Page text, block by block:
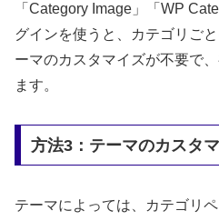
「Category Image」「WP
グインを使うと、カテゴリご
ーマのカスタマイズが不要で
ます。
方法3：テーマのカスタ
テーマによっては、カテゴリ